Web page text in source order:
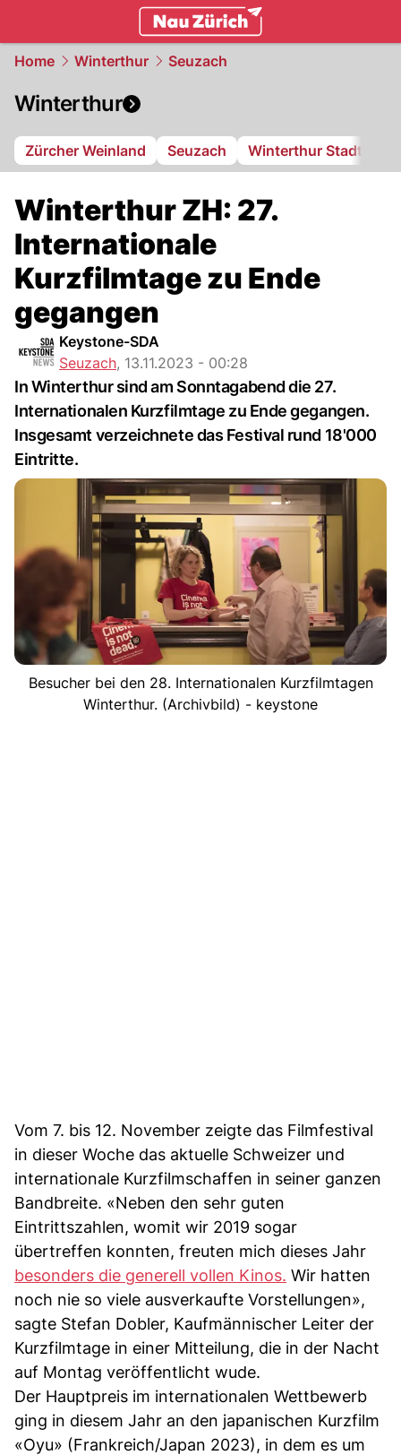
Home Winterthur Seuzach
Winterthur
Zürcher Weinland Seuzach Winterthur Stadt
Winterthur ZH: 27.
Internationale
Kurzfilmtage zu Ende
gegangen
Keystone-SDA
Seuzach, 13.11.2023 - 00:28
In Winterthur sind am Sonntagabend die 27.
Internationalen Kurzfilmtage zu Ende gegangen.
Insgesamt verzeichnete das Festival rund 18'000
Eintritte.
Besucher bei den 28. Internationalen Kurzfilmtagen
Winterthur. (Archivbild) - keystone
Vom 7. bis 12. November zeigte das Filmfestival
in dieser Woche das aktuelle Schweizer und
internationale Kurzfilmschaffen in seiner ganzen
Bandbreite. «Neben den sehr guten
Eintrittszahlen, womit wir 2019 sogar
übertreffen konnten, freuten mich dieses Jahr
besonders die generell vollen Kinos. Wir hatten
noch nie so viele ausverkaufte Vorstellungen»,
sagte Stefan Dobler, Kaufmännischer Leiter der
Kurzfilmtage in einer Mitteilung, die in der Nacht
auf Montag veröffentlicht wude.
Der Hauptpreis im internationalen Wettbewerb
ging in diesem Jahr an den japanischen Kurzfilm
«Oyu» (Frankreich/Japan 2023), in dem es um